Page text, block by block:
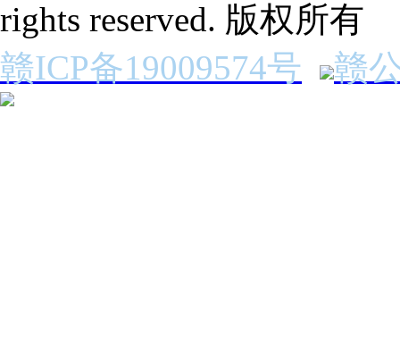
rights reserved. 版权所有
赣ICP备19009574号
赣